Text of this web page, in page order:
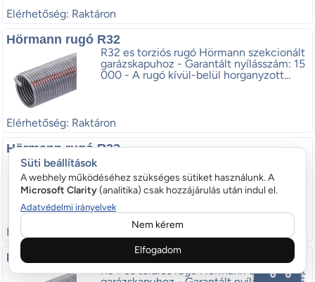
Elérhetőség: Raktáron
Hörmann rugó R32
R32 es torziós rugó Hörmann szekcionált
garázskapuhoz - Garantált nyílásszám: 15
000 - A rugó kívül-belül horganyzott...
Elérhetőség: Raktáron
Hörmann rugó R33
garázskapuhoz - Garantált nyílásszám: 10
000 - A rugó kívül-belül horganyzott...
Elérhetőség: Raktáron
Hörmann rugó R34
R34 es torziós rugó Hörmann szekcionált
Süti beállítások
A webhely működéséhez szükséges sütiket használunk. A
Microsoft Clarity(analitika) csak hozzájárulás után indul el.
Adatvédelmi irányelvek
Nem kérem
Elfogadom